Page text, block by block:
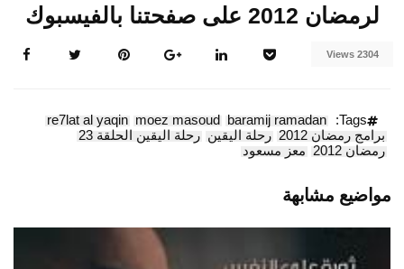
لرمضان 2012 على صفحتنا بالفيسبوك
2304 Views
Tags:
baramij ramadan
moez masoud
re7lat al yaqin
برامج رمضان 2012
رحلة اليقين رحلة اليقين الحلقة 23
رمضان 2012
معز مسعود
مواضيع مشابهة